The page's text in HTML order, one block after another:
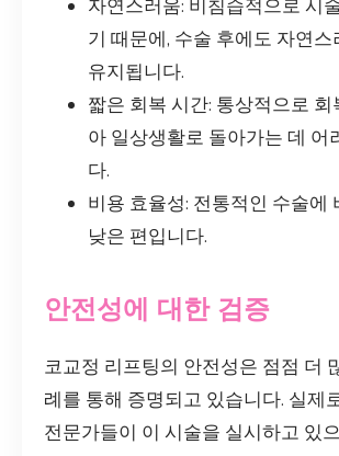
자연스러움: 비침습적으로 시
기 때문에, 수술 후에도 자연스
유지됩니다.
짧은 회복 시간: 통상적으로
아 일상생활로 돌아가는 데 어
다.
비용 효율성: 전통적인 수술에
낮은 편입니다.
안전성에 대한 검증
코교정 리프팅의 안전성은 점점 더
례를 통해 증명되고 있습니다. 실제
전문가들이 이 시술을 실시하고 있